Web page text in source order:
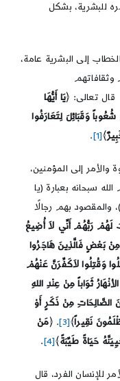
للبشرية، بشكل
إلى البشرية عامة،
قال تعالى: ﴿يَا أَيُّهَا
وَقَبَائِلَ لِتَعَارَفُوا
﴾[1]
.
والأمر إلى المؤمنين،
سبحانه بعبارة (يا
والمقصود بهم رجالًا
لَهُمْ رَبُّهُمْ أَنِّي لاَ أُضِيعُ
بَعْضٍ فَالَّذِينَ هَاجَرُوا
وَقُتِلُوا لاَكَفِّرَنَّ عَنْهُمْ
ثَوَاباً مِنْ عِنْدِ اللهِ
مِنْ ذَكَرٍ أَوْ
نَقِيراً﴾[3] . ﴿مَنْ
حَيَاةً طَيِّبَةً﴾[4]
.
للإنسان الفرد، قال